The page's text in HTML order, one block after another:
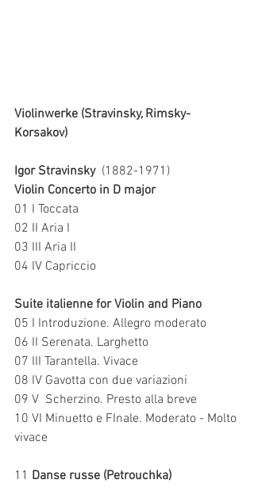
Violinwerke (Stravinsky, Rimsky-
Korsakov)
Igor Stravinsky
  (1882-1971)
Violin Concerto in D major
01 I Toccata
02 II Aria I
03 III Aria II
04 IV Capriccio
Suite italienne for Violin and Piano
05 I Introduzione. Allegro moderato
06 II Serenata. Larghetto
07 III Tarantella. Vivace
08 IV Gavotta con due variazioni
09 V  Scherzino. Presto alla breve
10 VI Minuetto e FInale. Moderato - Molto
vivace
11 Danse russe (Petrouchka)